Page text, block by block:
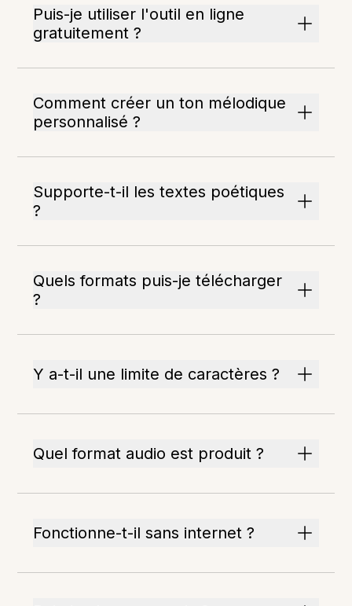
Puis-je utiliser l'outil en ligne
gratuitement ?
Comment créer un ton mélodique
personnalisé ?
Supporte-t-il les textes poétiques
?
Quels formats puis-je télécharger
?
Y a-t-il une limite de caractères ?
Quel format audio est produit ?
Fonctionne-t-il sans internet ?